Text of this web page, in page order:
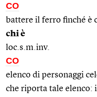
CO
battere il ferro finché è
chi è
loc.s.m.inv.
CO
elenco di personaggi
che riporta tale elenco: